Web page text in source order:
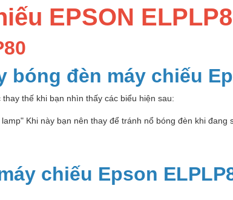
EPSON
bóng đèn máy chiếu
thế khi bạn nhìn thấy các biểu hiện sau:
Khi này bạn nên thay để tránh nổ bóng đèn khi đang
chiếu Epson